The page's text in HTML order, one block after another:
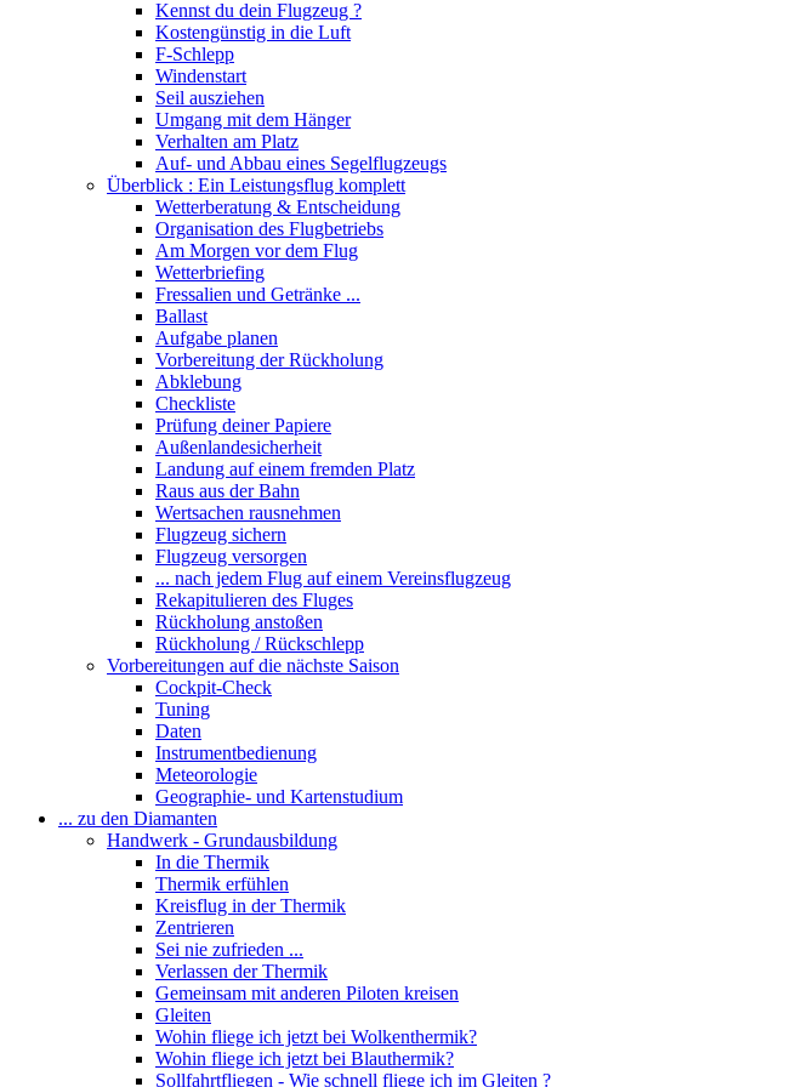
Kennst du dein Flugzeug ?
Kostengünstig in die Luft
F-Schlepp
Windenstart
Seil ausziehen
Umgang mit dem Hänger
Verhalten am Platz
Auf- und Abbau eines Segelflugzeugs
Überblick : Ein Leistungsflug komplett
Wetterberatung & Entscheidung
Organisation des Flugbetriebs
Am Morgen vor dem Flug
Wetterbriefing
Fressalien und Getränke ...
Ballast
Aufgabe planen
Vorbereitung der Rückholung
Abklebung
Checkliste
Prüfung deiner Papiere
Außenlandesicherheit
Landung auf einem fremden Platz
Raus aus der Bahn
Wertsachen rausnehmen
Flugzeug sichern
Flugzeug versorgen
... nach jedem Flug auf einem Vereinsflugzeug
Rekapitulieren des Fluges
Rückholung anstoßen
Rückholung / Rückschlepp
Vorbereitungen auf die nächste Saison
Cockpit-Check
Tuning
Daten
Instrumentbedienung
Meteorologie
Geographie- und Kartenstudium
... zu den Diamanten
Handwerk - Grundausbildung
In die Thermik
Thermik erfühlen
Kreisflug in der Thermik
Zentrieren
Sei nie zufrieden ...
Verlassen der Thermik
Gemeinsam mit anderen Piloten kreisen
Gleiten
Wohin fliege ich jetzt bei Wolkenthermik?
Wohin fliege ich jetzt bei Blauthermik?
Sollfahrtfliegen - Wie schnell fliege ich im Gleiten ?